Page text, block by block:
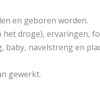
en geboren worden.
droge), ervaringen,
navelstreng en
gewerkt.